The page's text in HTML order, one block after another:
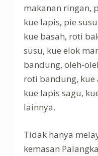
makanan ringan,
kue lapis, pie
kue basah, roti
susu, kue elok
bandung, oleh-
roti bandung, kue
kue lapis sagu,
lainnya.
Tidak hanya
kemasan